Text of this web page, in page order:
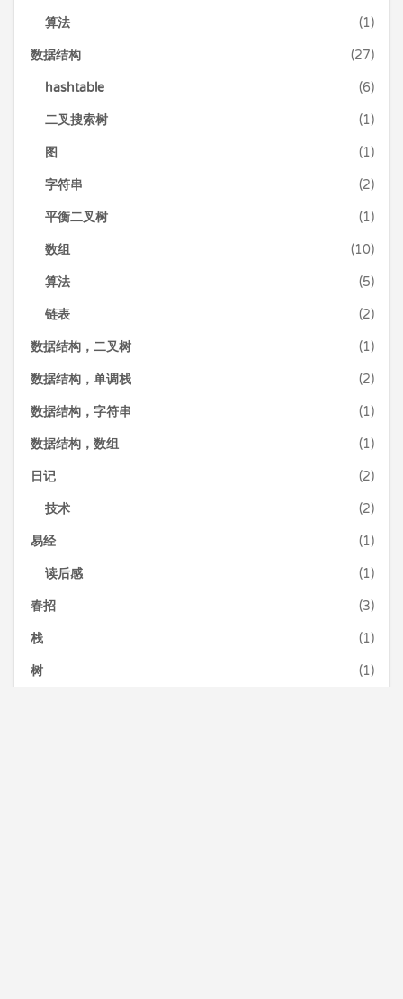
算法 (1)
数据结构 (27)
hashtable (6)
二叉搜索树 (1)
图 (1)
字符串 (2)
平衡二叉树 (1)
数组 (10)
算法 (5)
链表 (2)
数据结构，二叉树 (1)
数据结构，单调栈 (2)
数据结构，字符串 (1)
数据结构，数组 (1)
日记 (2)
技术 (2)
易经 (1)
读后感 (1)
春招 (3)
栈 (1)
树 (1)